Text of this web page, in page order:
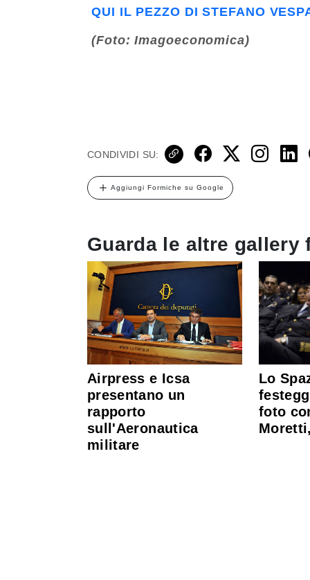
QUI IL PEZZO DI STEFANO
(Foto: Imagoeconomica)
CONDIVIDI SU:
Aggiungi Formiche su Google
Guarda le altre gallery
Airpress e Icsa
presentano un
rapporto
sull'Aeronautica
militare
Lo
foto